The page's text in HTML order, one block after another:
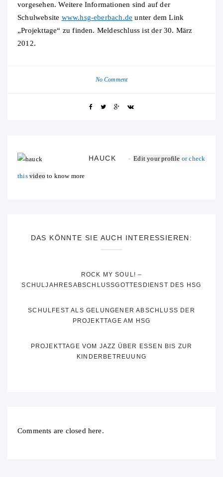
vorgesehen. Weitere Informationen sind auf der
Schulwebsite www.hsg-eberbach.de unter dem Link
„Projekttage“ zu finden. Meldeschluss ist der 30. März
2012.
No Comment
HAUCK Edit your profile or check
this video to know more
DAS KÖNNTE SIE AUCH INTERESSIEREN:
ROCK MY SOUL! –
SCHULJAHRESABSCHLUSSGOTTESDIENST DES HSG
SCHULFEST ALS GELUNGENER ABSCHLUSS DER
PROJEKTTAGE AM HSG
PROJEKTTAGE VOM JAZZ ÜBER ESSEN BIS ZUR
KINDERBETREUUNG
Comments are closed here.